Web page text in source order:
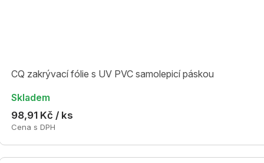
CQ zakrývací fólie s UV PVC samolepicí páskou
Skladem
98,91 Kč / ks
Cena s DPH